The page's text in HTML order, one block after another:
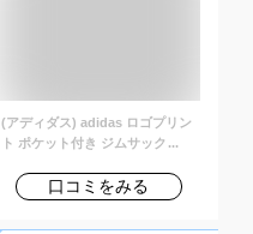
(アディダス) adidas ロゴプリン
ト ポケット付き ジムサック
- [並行輸入品]口コミをみる